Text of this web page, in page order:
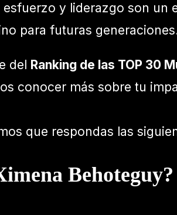
esfuerzo y liderazgo son un
para futuras
del Ranking de las TOP 30
conocer más sobre tu
que respondas las
Behoteguy?